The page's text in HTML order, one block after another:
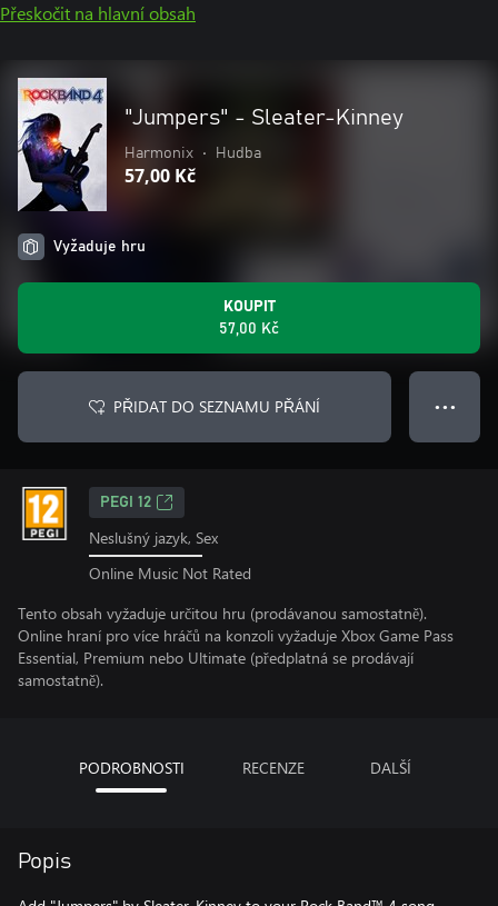
Přeskočit na hlavní obsah
"Jumpers" - Sleater-Kinney
Harmonix • Hudba
57,00 Kč
Vyžaduje hru
KOUPIT
57,00 Kč
PŘIDAT DO SEZNAMU PŘÁNÍ ● ● ●
PEGI 12
Neslušný jazyk, Sex
Online Music Not Rated
Tento obsah vyžaduje určitou hru (prodávanou samostatně).
Online hraní pro více hráčů na konzoli vyžaduje Xbox Game Pass
Essential, Premium nebo Ultimate (předplatná se prodávají
samostatně).
PODROBNOSTI RECENZE DALŠÍ
Popis